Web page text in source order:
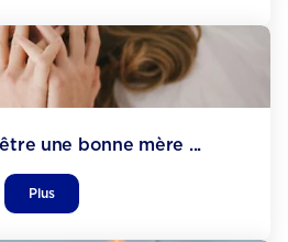
une bonne mère ...
Plus